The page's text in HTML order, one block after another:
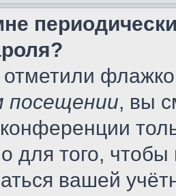
посещении, вы
для того, чтобы
вашей